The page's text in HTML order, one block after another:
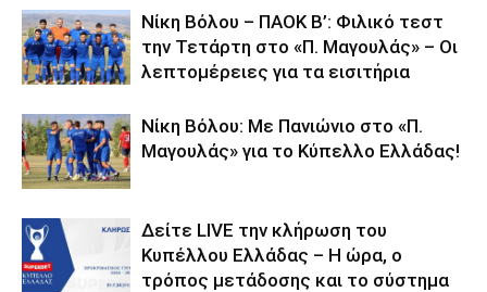
Νίκη Βόλου – ΠΑΟΚ Β’: Φιλικό τεστ
την Τετάρτη στο «Π. Μαγουλάς» – Οι
λεπτομέρειες για τα εισιτήρια
Νίκη Βόλου: Με Πανιώνιο στο «Π.
Μαγουλάς» για το Κύπελλο Ελλάδας!
Δείτε LIVE την κλήρωση του
Κυπέλλου Ελλάδας – Η ώρα, ο
τρόπος μετάδοσης και το σύστημα